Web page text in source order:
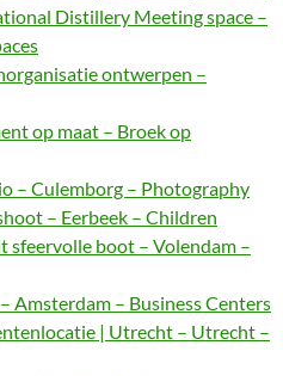
Distillery Meeting space –
ontwerpen –
op maat – Broek op
– Culemborg – Photography
– Eerbeek – Children
sfeervolle boot – Volendam –
Amsterdam – Business Centers
| Utrecht – Utrecht –